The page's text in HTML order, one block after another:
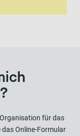
für das
Online-Formular